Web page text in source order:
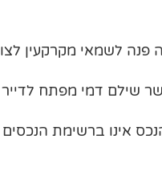
לשמאי מקרקעין לצורך
שילם דמי מפתח לדייר
אינו ברשימת הנכסים